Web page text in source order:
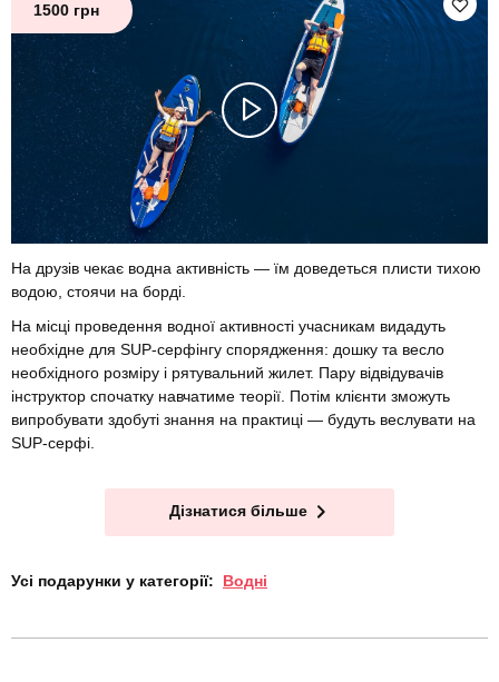
1500 грн
На друзів чекає водна активність — їм доведеться плисти тихою
водою, стоячи на борді.
На місці проведення водної активності учасникам видадуть
необхідне для SUP-серфінгу спорядження: дошку та весло
необхідного розміру і рятувальний жилет. Пару відвідувачів
інструктор спочатку навчатиме теорії. Потім клієнти зможуть
випробувати здобуті знання на практиці — будуть веслувати на
SUP-серфі.
Дізнатися більше
Усі подарунки у категорії: Водні